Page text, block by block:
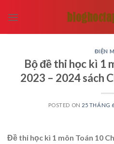
ĐIỆN
Bộ đề thi học kì 1
2023 – 2024 sách
POSTED ON 25 THÁNG
Đề thi học kì 1 môn Toán 10